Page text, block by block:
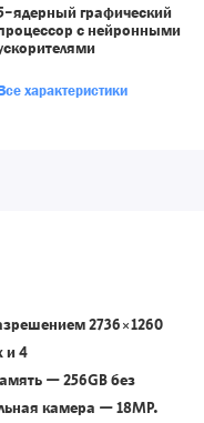
ядерный графический
с нейронными
характеристики
2736×1260
и 4
— 256GB без
камера — 18MP.